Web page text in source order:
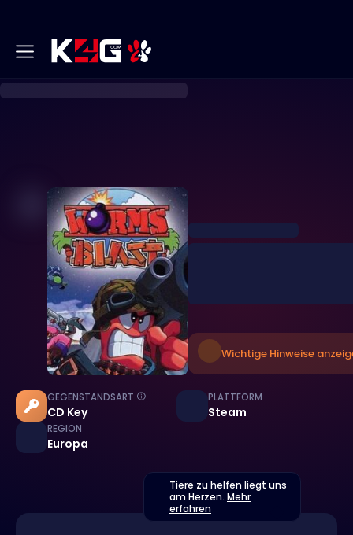
Wichtige Hinweise
GEGENSTANDSART
CD Key
PLATTFORM
Steam
REGION
Europa
Tiere zu helfen liegt uns
am Herzen. Mehr
erfahren